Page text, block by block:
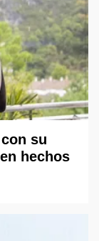
su
hechos